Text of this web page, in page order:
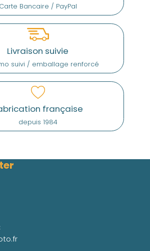
Carte Bancaire / PayPal
Livraison suivie
suivi / emballage renforcé
française
depuis 1984